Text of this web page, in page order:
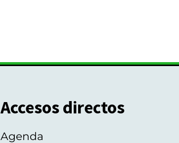
Accesos directos
Agenda